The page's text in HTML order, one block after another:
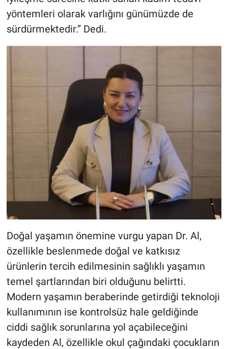
yöntemleri olarak varlığını günümüzde de
sürdürmektedir.” Dedi.
Doğal yaşamın önemine vurgu yapan Dr. Al,
özellikle beslenmede doğal ve katkısız
ürünlerin tercih edilmesinin sağlıklı yaşamın
temel şartlarından biri olduğunu belirtti.
Modern yaşamın beraberinde getirdiği teknoloji
kullanımının ise kontrolsüz hale geldiğinde
ciddi sağlık sorunlarına yol açabileceğini
kaydeden Al, özellikle okul çağındaki çocukların